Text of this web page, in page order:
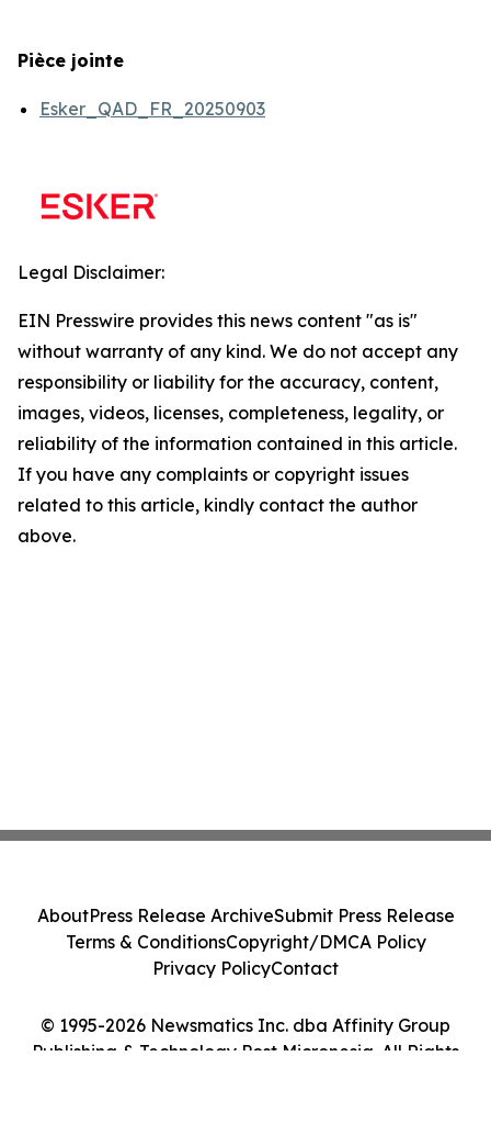
Pièce jointe
Esker_QAD_FR_20250903
Legal Disclaimer:
EIN Presswire provides this news content "as is"
without warranty of any kind. We do not accept any
responsibility or liability for the accuracy, content,
images, videos, licenses, completeness, legality, or
reliability of the information contained in this article.
If you have any complaints or copyright issues
related to this article, kindly contact the author
above.
© 1995-2026 Newsmatics Inc. dba Affinity Group
Publishing & Technology Post Micronesia. All Rights
AboutPress Release ArchiveSubmit Press Release
Terms & ConditionsCopyright/DMCA Policy
Privacy PolicyContact